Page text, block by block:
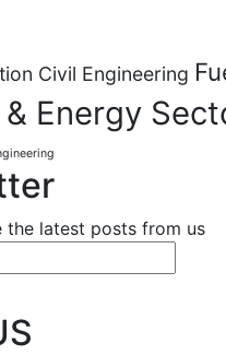
Civil Engineering
Energy
the latest posts from us